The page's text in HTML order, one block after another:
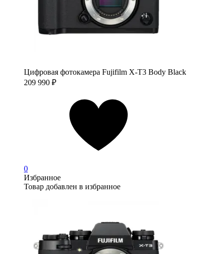
Цифровая фотокамера Fujifilm X-T3 Body Black
209 990 ₽
0
Избранное
Товар добавлен в избранное